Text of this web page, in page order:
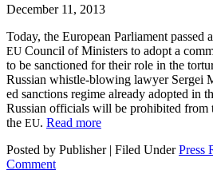
December 11, 2013
Today, the Euro­pean Par­lia­ment passed
EU Coun­cil of Min­is­ters to adopt a
to be sanc­tioned for their role in the
Russ­ian whis­tle-blow­ing lawyer Sergei
ed sanc­tions regime already adopt­ed in
Russ­ian offi­cials will be pro­hib­it­ed from
the EU. Read more
Posted by Publisher | Filed UnderPress
Comment